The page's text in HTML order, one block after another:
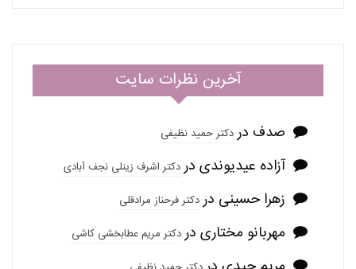
آخرین نظرات سایت
صدف دردکتر حمید نظیفی
آزاده عیدیوندی دردکتر اشرف زینلی نجف آبادی
زهرا حسینی دردکتر فرحناز مرادقلی
مهربانو مختاری دردکتر مریم عطابخشی کاشی